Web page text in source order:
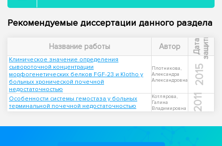
Рекомендуемые диссертации данного раздела
Название работы Автор Д
а
т
а
з
а
щ
и
т ы
Клиническое значение определения
сывороточной концентрации
морфогенетических белков FGF-23 и Klotho у
больных хронической почечной
недостаточностью
Плотникова,
Александра
Александровна
2015
Особенности системы гемостаза у больных
терминальной почечной недостаточностью
Котлярова,
Галина
Владимировна
2011